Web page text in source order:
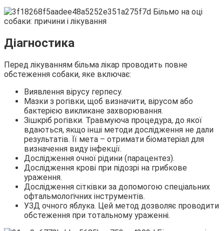
Діагностика
Перед лікуванням більма лікар проводить повне
обстеження собаки, яке включає:
Виявлення вірусу герпесу.
Мазки з рогівки, щоб визначити, вірусом або
бактерією викликане захворювання.
Зішкріб рогівки. Травмуюча процедура, до якої
вдаються, якщо інші методи дослідження не дали
результатів. Її мета – отримати біоматеріал для
визначення виду інфекції.
Дослідження очної рідини (парацентез).
Дослідження крові при підозрі на грибкове
ураження.
Дослідження сітківки за допомогою спеціальних
офтальмологічних інструментів.
УЗД очного яблука. Цей метод дозволяє проводити
обстеження при тотальному ураженні.